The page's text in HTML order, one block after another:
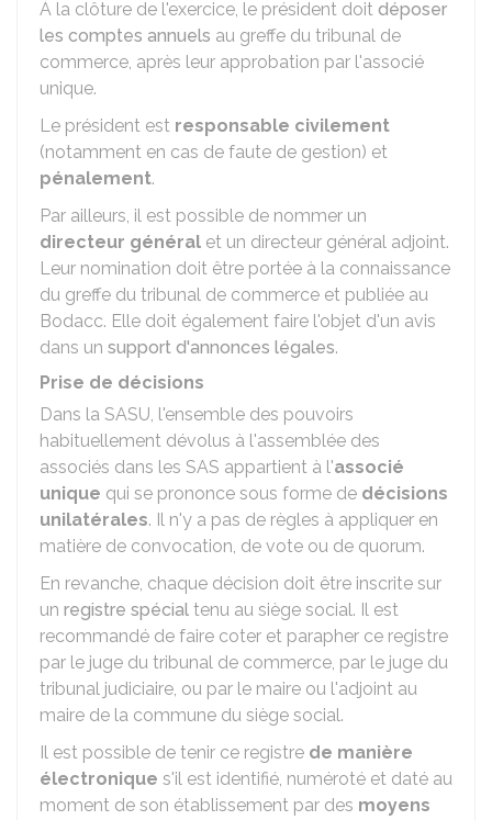
À la clôture de l'exercice, le président doit déposer
les comptes annuels au greffe du tribunal de
commerce, après leur approbation par l'associé
unique.
Le président est responsable civilement
(notamment en cas de faute de gestion) et
pénalement.
Par ailleurs, il est possible de nommer un
directeur général et un directeur général adjoint.
Leur nomination doit être portée à la connaissance
du greffe du tribunal de commerce et publiée au
Bodacc. Elle doit également faire l'objet d'un avis
dans un support d'annonces légales.
Prise de décisions
Dans la SASU, l'ensemble des pouvoirs
habituellement dévolus à l'assemblée des
associés dans les SAS appartient à l'associé
unique qui se prononce sous forme de décisions
unilatérales. Il n'y a pas de règles à appliquer en
matière de convocation, de vote ou de quorum.
En revanche, chaque décision doit être inscrite sur
un registre spécial tenu au siège social. Il est
recommandé de faire coter et parapher ce registre
par le juge du tribunal de commerce, par le juge du
tribunal judiciaire, ou par le maire ou l'adjoint au
maire de la commune du siège social.
Il est possible de tenir ce registre de manière
électronique s'il est identifié, numéroté et daté au
moment de son établissement par des moyens